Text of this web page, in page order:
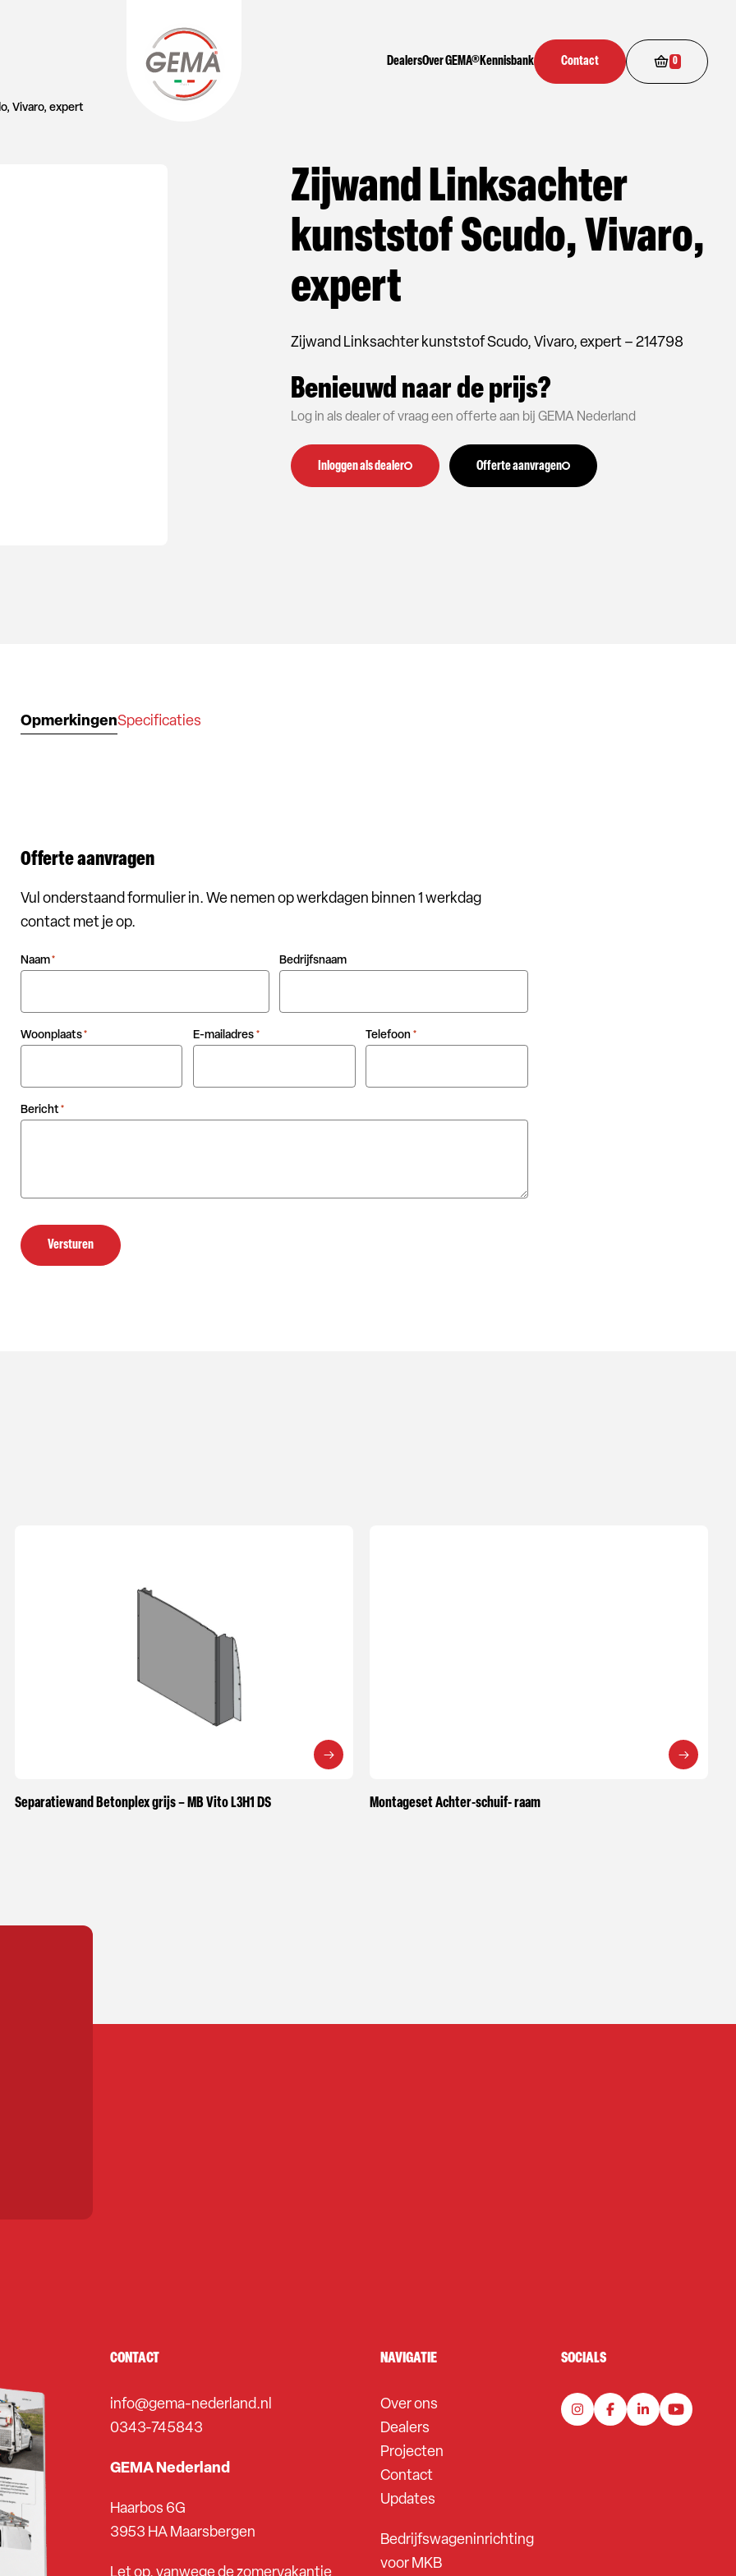
DealersOver GEMA®Kennisbank Contact 0
Vivaro, expert
Zijwand Linksachter
kunststof Scudo, Vivaro,
expert
Zijwand Linksachter kunststof Scudo, Vivaro, expert – 214798
Benieuwd naar de prijs?
Log in als dealer of vraag een offerte aan bij GEMA Nederland
Inloggen als dealer Offerte aanvragen
OpmerkingenSpecificaties
Offerte aanvragen
Vul onderstaand formulier in. We nemen op werkdagen binnen 1 werkdag
contact met je op.
Naam* Bedrijfsnaam
Woonplaats* E-mailadres * Telefoon *
Bericht *
Versturen
Separatiewand Betonplex grijs – MB Vito L3H1 DS Montageset Achter-schuif- raam
CONTACT
info@gema-nederland.nl
0343-745843
GEMA Nederland
Haarbos 6G
3953 HA Maarsbergen
NAVIGATIE
Over ons
Dealers
Projecten
Contact
Updates
Bedrijfswageninrichting
voor MKB
SOCIALS